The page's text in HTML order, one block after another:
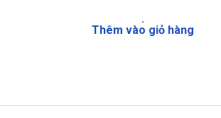
Thêm vào giỏ hàng